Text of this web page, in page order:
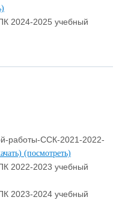
2024-2025 учебный
работы-ССК-2021-2022-
(посмотреть)
2022-2023 учебный
2023-2024 учебный